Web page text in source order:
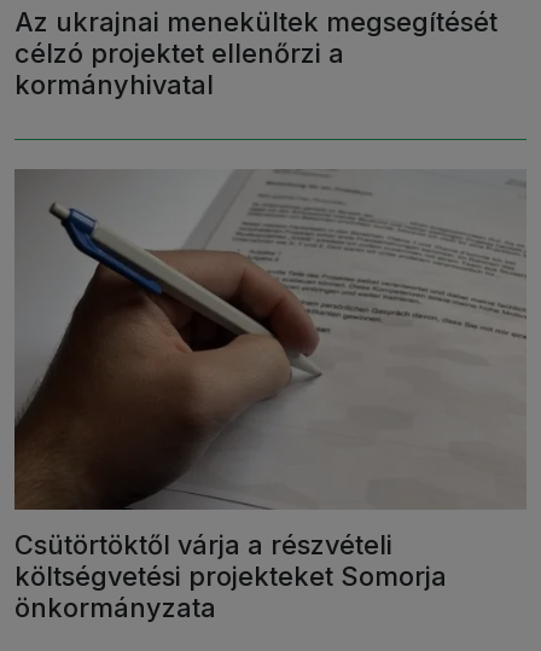
Az ukrajnai menekültek megsegítését
célzó projektet ellenőrzi a
kormányhivatal
Csütörtöktől várja a részvételi
költségvetési projekteket Somorja
önkormányzata